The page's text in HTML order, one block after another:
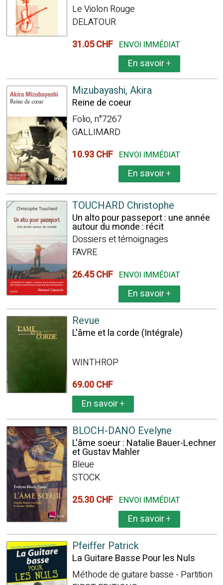
Le Violon Rouge
DELATOUR
31.05 CHF ENVOI IMMÉDIAT
En savoir+
Mizubayashi, Akira
Reine de coeur
Folio, n°7267
GALLIMARD
10.93 CHF ENVOI IMMÉDIAT
En savoir+
TOUCHARD Christophe
Un alto pour passeport : une année
autour du monde : récit
Dossiers et témoignages
FAVRE
26.45 CHF ENVOI IMMÉDIAT
En savoir+
Revue
L'âme et la corde (Intégrale)
WINTHROP
69.00 CHF
En savoir+
BLOCH-DANO Evelyne
L'âme soeur : Natalie Bauer-Lechner
et Gustav Mahler
Bleue
STOCK
25.30 CHF ENVOI IMMÉDIAT
En savoir+
Pfeiffer Patrick
La Guitare Basse Pour les Nuls
Méthode de guitare basse - Partition